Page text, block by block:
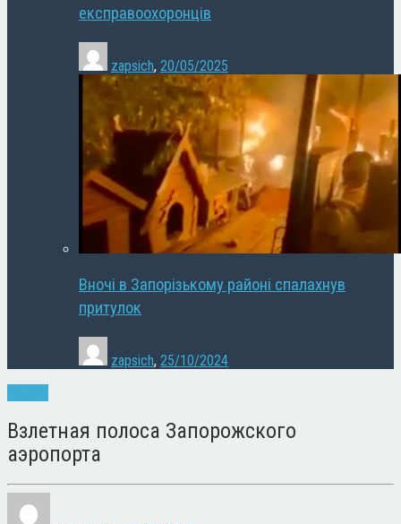
експравоохоронців
zapsich, 20/05/2025
Вночі в Запорізькому районі спалахнув
притулок
zapsich, 25/10/2024
Взлетная полоса Запорожского
аэропорта